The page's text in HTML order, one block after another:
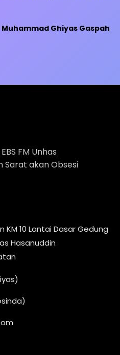
Muhammad Ghiyas Gaspah
FM Unhas
Sarat akan Obsesi
KM 10 Lantai Dasar Gedung
Hasanuddin